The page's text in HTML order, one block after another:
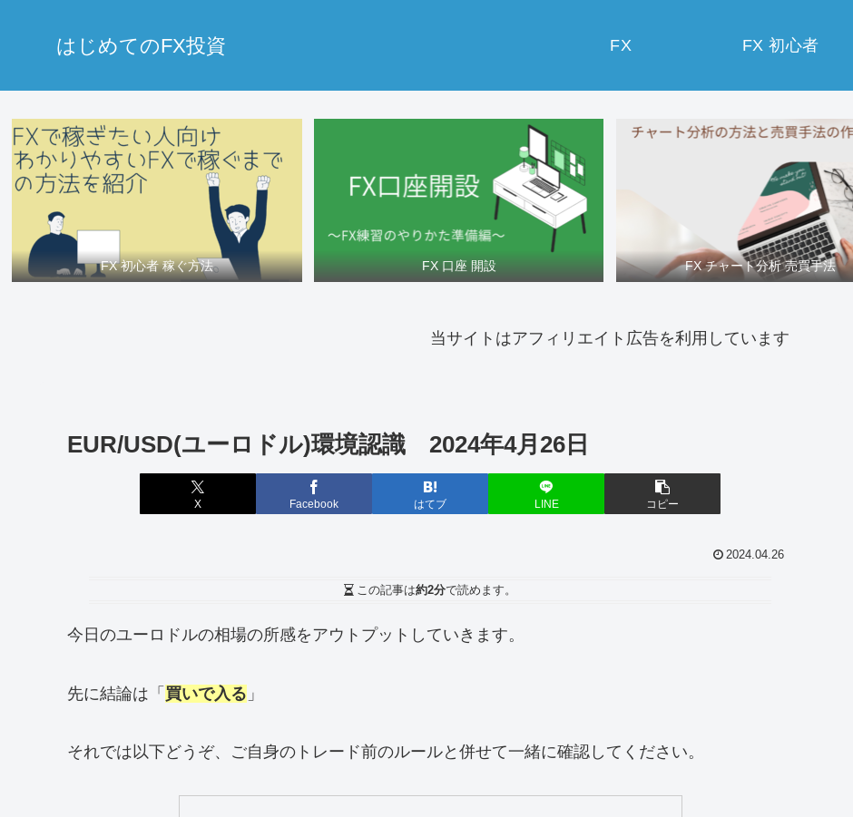
はじめてのFX投資 FX FX 初心者
FX 初心者 稼ぐ方法 FX 口座 開設 FX チャート分析 売買手法
当サイトはアフィリエイト広告を利用しています
EUR/USD(ユーロドル)環境認識 2024年4月26日
X Facebook はてブ LINE コピー
2024.04.26
この記事は約2分で読めます。
今日のユーロドルの相場の所感をアウトプットしていきます。
先に結論は「 買いで入る 」
それでは以下どうぞ、ご自身のトレード前のルールと併せて一緒に確認してください。